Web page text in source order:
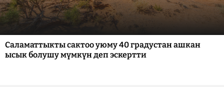
Саламаттыкты сактоо уюму 40 градустан ашкан
ысык болушу мүмкүн деп эскертти